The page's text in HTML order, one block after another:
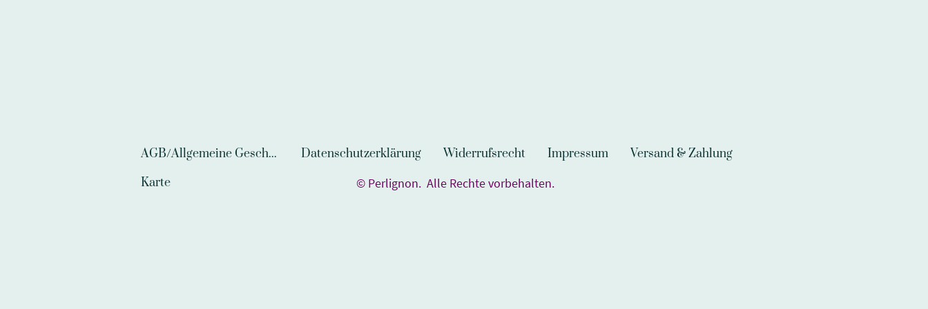
AGB/Allgemeine Geschäftsbedingungen Datenschutzerklärung Widerrufsrecht Impressum
Versand & Zahlung
Karte
© Perlignon. Alle Rechte vorbehalten.